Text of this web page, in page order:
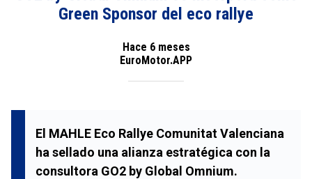
Green Sponsor del eco rallye
Hace 6 meses
EuroMotor.APP
El MAHLE Eco Rallye Comunitat Valenciana
ha sellado una alianza estratégica con la
consultora GO2 by Global Omnium.